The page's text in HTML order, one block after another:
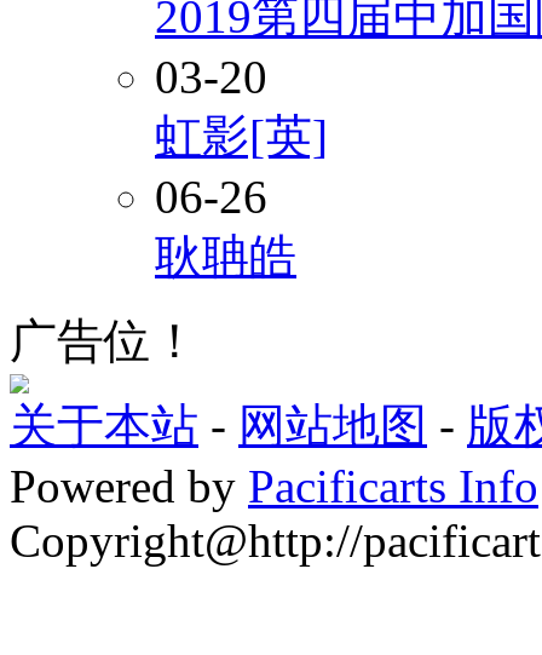
2019第四届中加
03-20
虹影[英]
06-26
耿聃皓
广告位！
关于本站 - 网站地图 - 版
Powered by Pacificarts Info
Copyright@http://